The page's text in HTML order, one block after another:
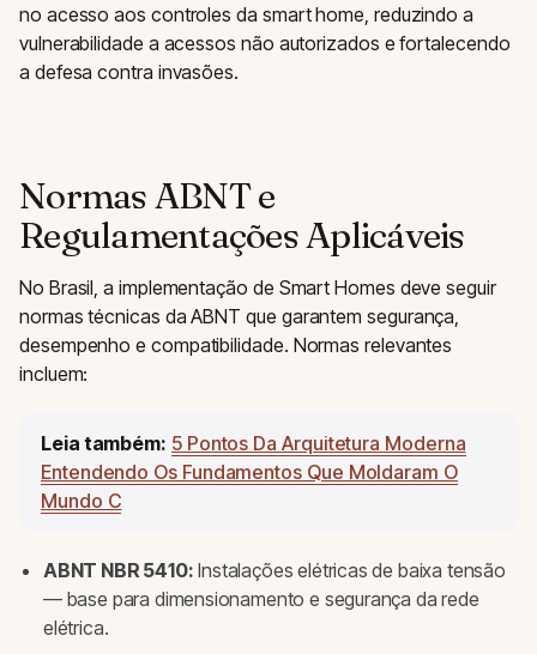
no acesso aos controles da smart home, reduzindo a
vulnerabilidade a acessos não autorizados e fortalecendo
a defesa contra invasões.
Normas ABNT e
Regulamentações Aplicáveis
No Brasil, a implementação de Smart Homes deve seguir
normas técnicas da ABNT que garantem segurança,
desempenho e compatibilidade. Normas relevantes
incluem:
Leia também: 5 Pontos Da Arquitetura Moderna
Entendendo Os Fundamentos Que Moldaram O
Mundo C
ABNT NBR 5410: Instalações elétricas de baixa tensão
— base para dimensionamento e segurança da rede
elétrica.